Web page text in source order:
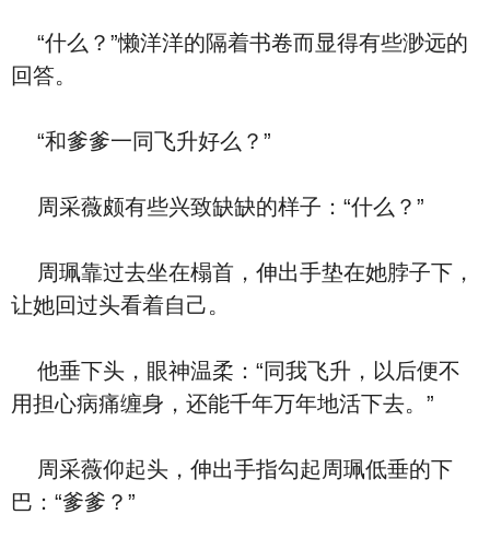
“什么？”懒洋洋的隔着书卷而显得有些渺远的
回答。
“和爹爹一同飞升好么？”
周采薇颇有些兴致缺缺的样子：“什么？”
周珮靠过去坐在榻首，伸出手垫在她脖子下，
让她回过头看着自己。
他垂下头，眼神温柔：“同我飞升，以后便不
用担心病痛缠身，还能千年万年地活下去。”
周采薇仰起头，伸出手指勾起周珮低垂的下
巴：“爹爹？”